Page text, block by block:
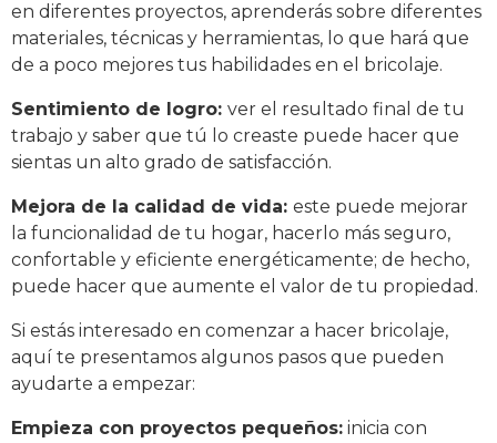
en diferentes proyectos, aprenderás sobre diferentes
materiales, técnicas y herramientas, lo que hará que
de a poco mejores tus habilidades en el bricolaje.
Sentimiento de logro: ver el resultado final de tu
trabajo y saber que tú lo creaste puede hacer que
sientas un alto grado de satisfacción.
Mejora de la calidad de vida: este puede mejorar
la funcionalidad de tu hogar, hacerlo más seguro,
confortable y eficiente energéticamente; de hecho,
puede hacer que aumente el valor de tu propiedad.
Si estás interesado en comenzar a hacer bricolaje,
aquí te presentamos algunos pasos que pueden
ayudarte a empezar:
Empieza con proyectos pequeños: inicia con